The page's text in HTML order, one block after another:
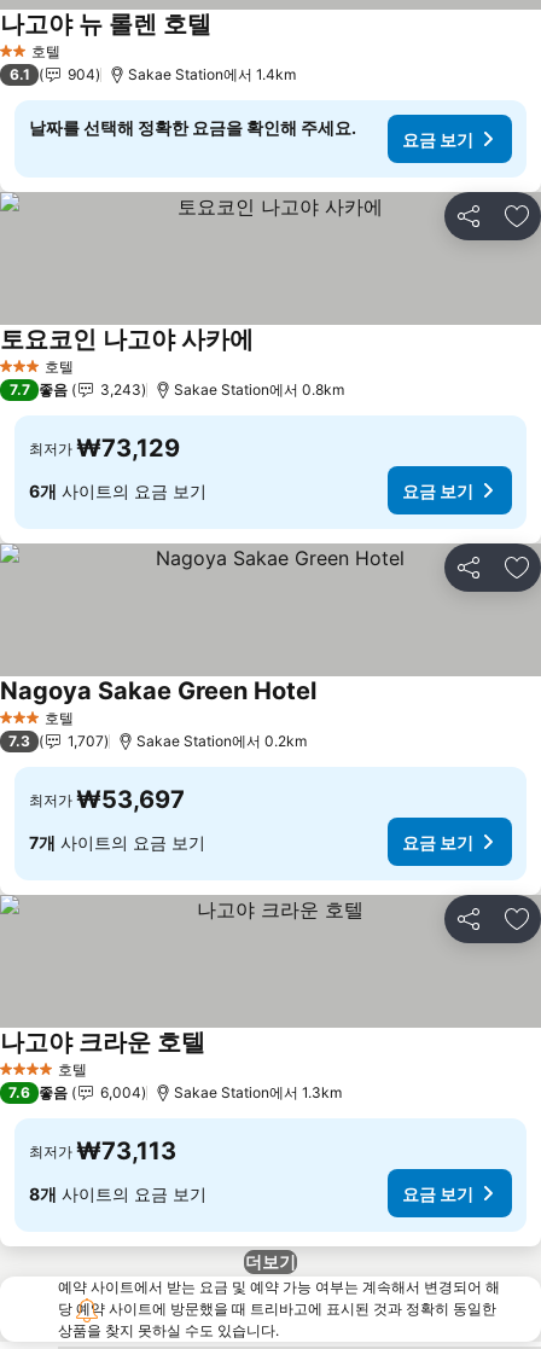
2 성급호텔
나고야 뉴 롤렌 호텔
6.1 904 Sakae Station에서 1.4km
날짜를 선택해 정확한 요금을 확인해 주세요.
요금 보기
공유 즐
3 성급 호텔
토요코인 나고야 사카에
7.7 좋음 3,243 Sakae Station에서 0.8km
최저가 ₩73,129
6개 사이트의 요금 보기 요금 보기
공유 즐
3 성급 호텔
Nagoya Sakae Green Hotel요금 보기
7.3 1,707 Sakae Station에서 0.2km
최저가 ₩53,697
7개 사이트의 요금 보기 요금 보기
공유 즐
4 성급 호텔
나고야 크라운 호텔
7.6 좋음 6,004 Sakae Station에서 1.3km
최저가 ₩73,113
8개 사이트의 요금 보기 요금 보기
더보기
예약 사이트에서 받는 요금 및 예약 가능 여부는 계속해서 변경되어 해
당 예약 사이트에 방문했을 때 트리바고에 표시된 것과 정확히 동일한
상품을 찾지 못하실 수도 있습니다.